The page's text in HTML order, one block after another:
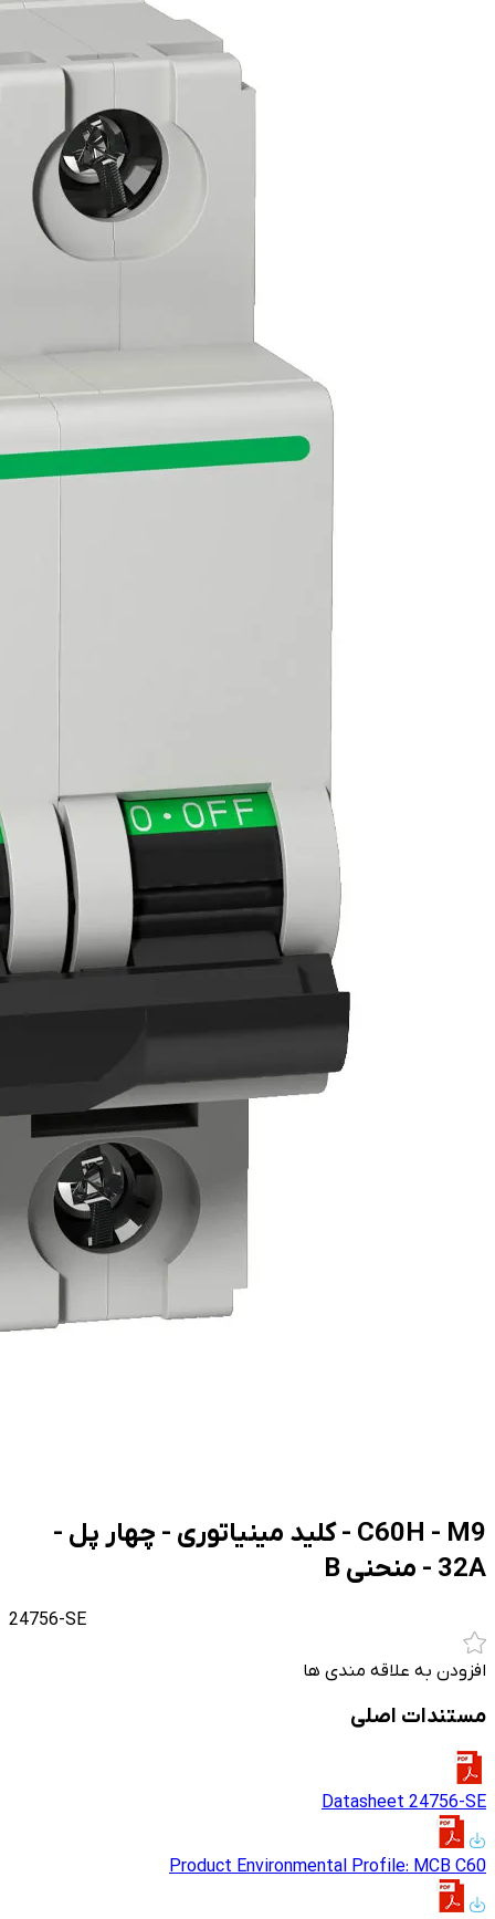
C60H - M9 - کلید مینیاتوری - چهار پل -
32A - منحنی B
24756-SE
افزودن به علاقه مندی ها
مستندات اصلی
Datasheet 24756-SE
Product Environmental Profile: MCB C60